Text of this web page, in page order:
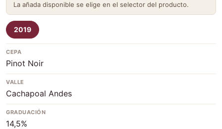
La añada disponible se elige en el selector del producto.
2019
CEPA
Pinot Noir
VALLE
Cachapoal Andes
GRADUACIÓN
14,5%